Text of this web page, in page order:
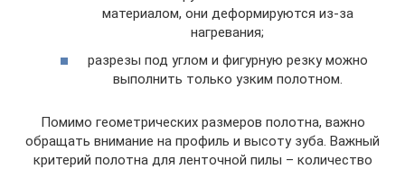
материалом, они деформируются из-за
нагревания;
разрезы под углом и фигурную резку можно
выполнить только узким полотном.
Помимо геометрических размеров полотна, важно
обращать внимание на профиль и высоту зуба. Важный
критерий полотна для ленточной пилы – количество